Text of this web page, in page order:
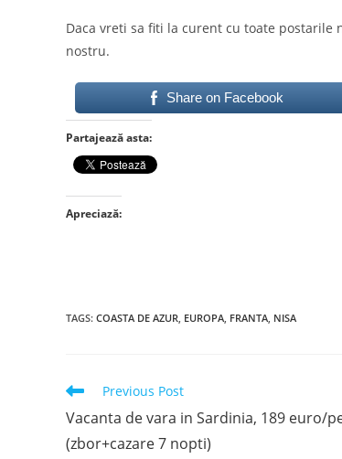
Daca vreti sa fiti la curent cu toate
nostru.
Share on Facebook
Partajează asta:
Apreciază:
TAGS: COASTA DE AZUR EUROPA FRANTA NISA
Read
articles
Previous Post
Vacanta de vara in Sardinia, 189 euro/
(zbor+cazare 7 nopti)